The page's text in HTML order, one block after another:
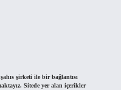
şirketi ile bir bağlantısı
Sitede yer alan içerikler